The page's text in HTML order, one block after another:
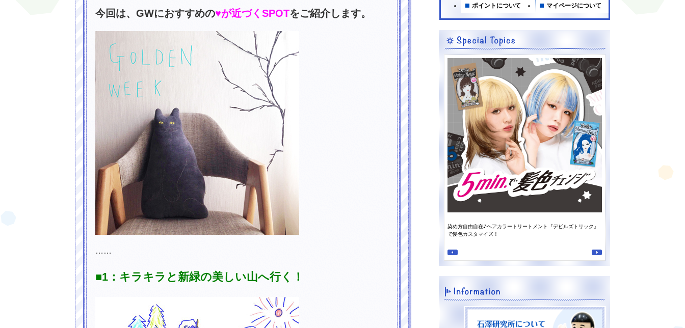
今回は、GWにおすすめの♥が近づくSPOTをご紹介します。
……
■1：キラキラと新緑の美しい山へ行く！
ポイントについて
マイページについて
素肌にもサンゴにもやさしい！海に持って行きたい日焼け止め オレンジパワーで夏の地肌すっきり、毛先までさらさらに！
染め方自由自在♪ヘアカラートリートメント『デビルズトリック』
で髪色カスタマイズ！
スタッフの“推しの香り”がついに
南高梅の重曹泡洗顔』♪